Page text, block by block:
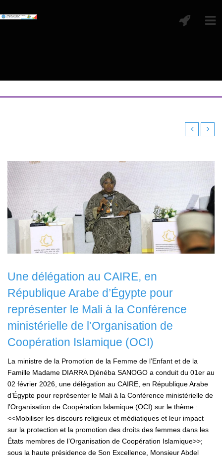
Une délégation au CAIRE, en
République Arabe d’Égypte pour
représenter le Mali à la Conférence
ministérielle de l’Organisation de
Coopération Islamique (OCI)
La ministre de la Promotion de la Femme de l’Enfant et de la
Famille Madame DIARRA Djénéba SANOGO a conduit du 01er au
02 février 2026, une délégation au CAIRE, en République Arabe
d’Égypte pour représenter le Mali à la Conférence ministérielle de
l’Organisation de Coopération Islamique (OCI) sur le thème :
<<Mobiliser les discours religieux et médiatiques et leur impact
sur la protection et la promotion des droits des femmes dans les
États membres de l’Organisation de Coopération Islamique>>;
sous la haute présidence de Son Excellence, Monsieur Abdel